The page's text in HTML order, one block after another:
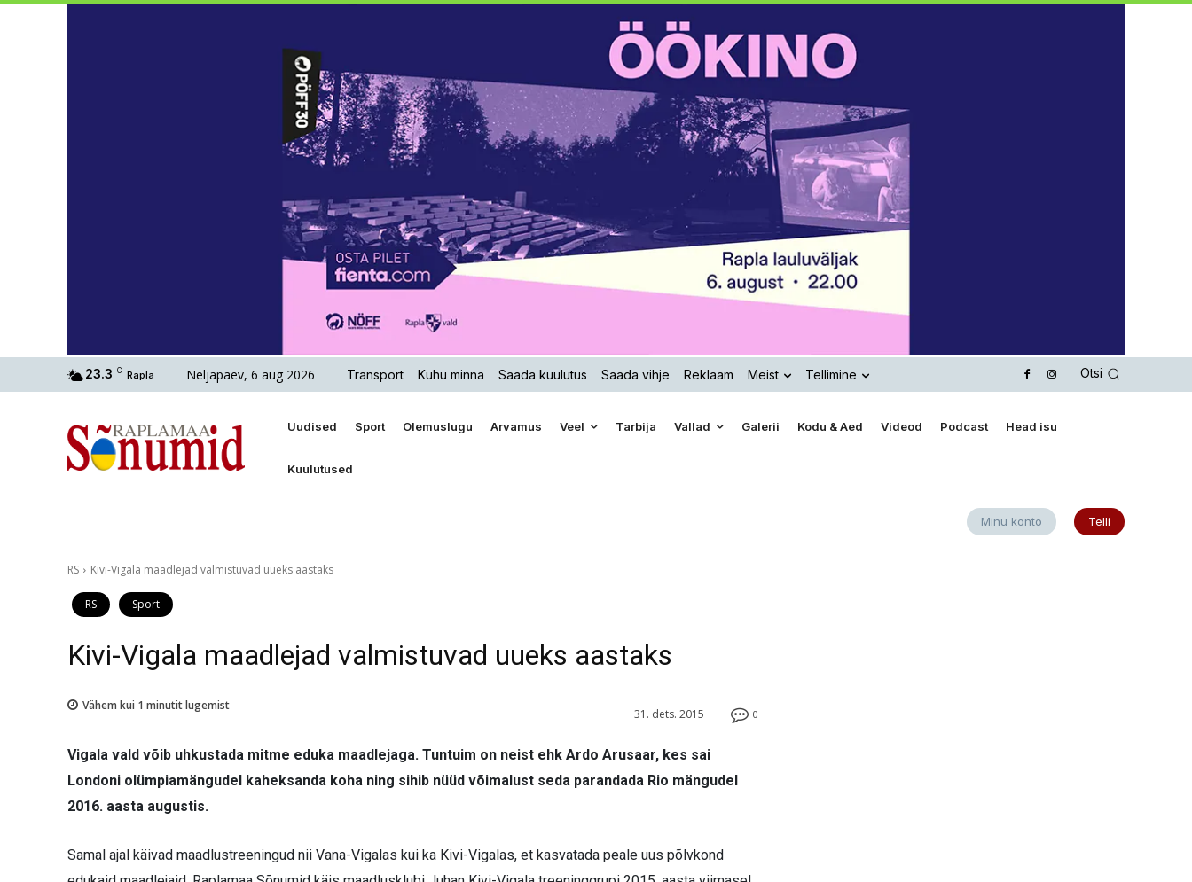
23.3 C Rapla Neljapäev, 6 aug 2026 Transport Kuhu minna Saada kuulutus Saada vihje Reklaam Meist Tellimine Otsi
Uudised Sport Olemuslugu Arvamus Veel Tarbija Vallad Galerii Kodu & Aed Videod Podcast Head isu
Kuulutused
Minu konto Telli
RS Kivi-Vigala maadlejad valmistuvad uueks aastaks
RS Sport
Kivi-Vigala maadlejad valmistuvad uueks aastaks
0
31. dets. 2015
Vähem kui 1 minutit lugemist
Vigala vald võib uhkustada mitme eduka maadlejaga. Tuntuim on neist ehk Ardo Arusaar, kes sai
Londoni olümpiamängudel kaheksanda koha ning sihib nüüd võimalust seda parandada Rio mängudel
2016. aasta augustis.
Samal ajal käivad maadlus­treeningud nii Vana-Vigalas kui ka Kivi-Vigalas, et kasvatada peale uus põlvkond